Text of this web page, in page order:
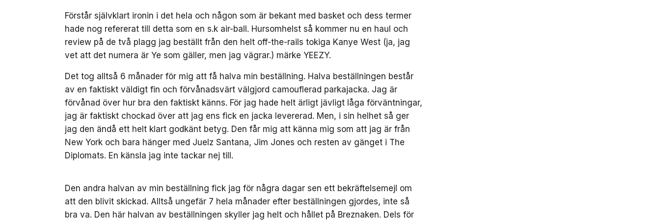
Förstår självklart ironin i det hela och någon som är bekant med basket och dess termer
hade nog refererat till detta som en s.k air-ball. Hursomhelst så kommer nu en haul och
review på de två plagg jag beställt från den helt off-the-rails tokiga Kanye West (ja, jag
vet att det numera är Ye som gäller, men jag vägrar.) märke YEEZY.
Det tog alltså 6 månader för mig att få halva min beställning. Halva beställningen består
av en faktiskt väldigt fin och förvånadsvärt välgjord camouflerad parkajacka. Jag är
förvånad över hur bra den faktiskt känns. För jag hade helt ärligt jävligt låga förväntningar,
jag är faktiskt chockad över att jag ens fick en jacka levererad. Men, i sin helhet så ger
jag den ändå ett helt klart godkänt betyg. Den får mig att känna mig som att jag är från
New York och bara hänger med Juelz Santana, Jim Jones och resten av gänget i The
Diplomats. En känsla jag inte tackar nej till.
Den andra halvan av min beställning fick jag för några dagar sen ett bekräftelsemejl om
att den blivit skickad. Alltså ungefär 7 hela månader efter beställningen gjordes, inte så
bra va. Den här halvan av beställningen skyller jag helt och hållet på Breznaken. Dels för